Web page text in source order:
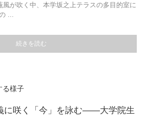
が吹く中、本学坂之上テラスの多目的室に
...
続きを読む
に咲く「今」を詠む――大学院生